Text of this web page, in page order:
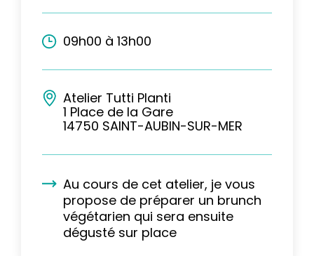
09h00 à 13h00
Atelier Tutti Planti
1 Place de la Gare
14750 SAINT-AUBIN-SUR-MER
Au cours de cet atelier, je vous
propose de préparer un brunch
végétarien qui sera ensuite
dégusté sur place